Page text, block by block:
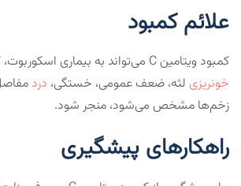
علائم کمبود
کمبود ویتامین C می‌تواند به بیماری اسکوربوت، که با علائمی مانند
خونریزی لثه، ضعف عمومی، خستگی، درد
زخم‌ها مشخص می‌شود، منجر شود.
راهکارهای پیشگیری